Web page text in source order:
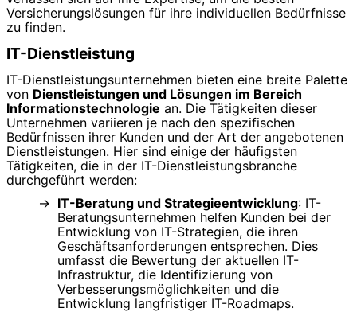
Versicherungslösungen für ihre individuellen Bedürfnisse
zu finden.
IT-Dienstleistung
IT-Dienstleistungsunternehmen bieten eine breite Palette
von Dienstleistungen und Lösungen im Bereich
Informationstechnologie an. Die Tätigkeiten dieser
Unternehmen variieren je nach den spezifischen
Bedürfnissen ihrer Kunden und der Art der angebotenen
Dienstleistungen. Hier sind einige der häufigsten
Tätigkeiten, die in der IT-Dienstleistungsbranche
durchgeführt werden:
IT-Beratung und Strategieentwicklung: IT-
Beratungsunternehmen helfen Kunden bei der
Entwicklung von IT-Strategien, die ihren
Geschäftsanforderungen entsprechen. Dies
umfasst die Bewertung der aktuellen IT-
Infrastruktur, die Identifizierung von
Verbesserungsmöglichkeiten und die
Entwicklung langfristiger IT-Roadmaps.